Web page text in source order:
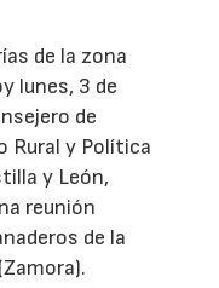
de la zona
lunes, 3 de
de
Rural y Política
y León,
reunión
de la